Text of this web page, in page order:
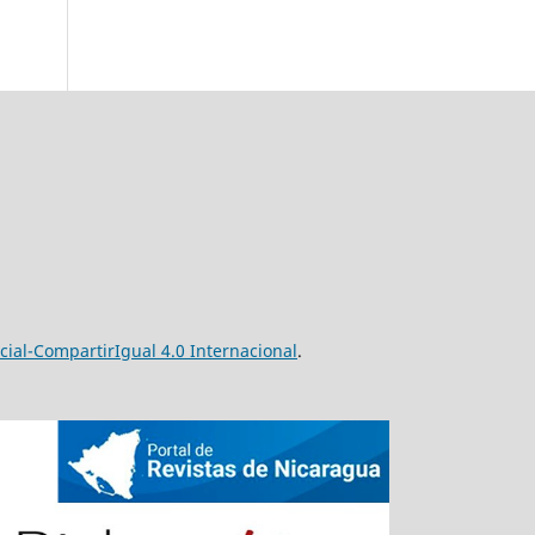
CompartirIgual 4.0 Internacional.